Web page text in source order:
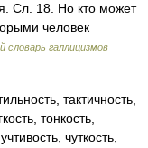
Сл. 18. Но кто может
человек
словарь галлицизмов
тактичность,
тонкость,
чуткость,